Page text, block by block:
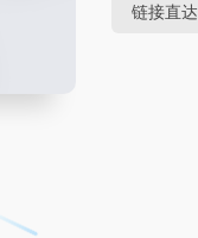
链接直达